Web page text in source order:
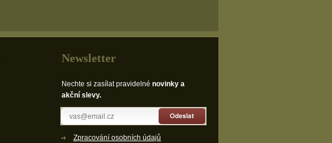
Newsletter
Nechte si zasílat pravidelné novinky a
akční slevy.
Zpracování osobních údajů